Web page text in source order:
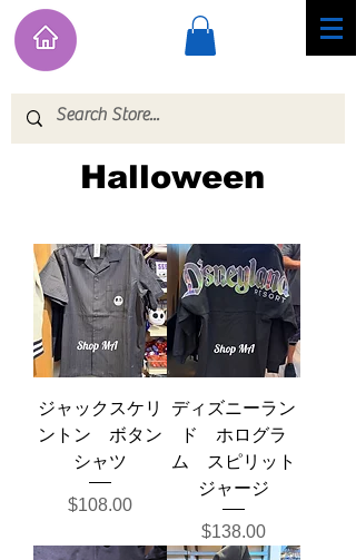
Halloween
ジャックスケリ
ントン ボタン
シャツ
価格
$108.00
ディズニーラン
ド ホログラ
ム スピリット
ジャージ
価格
$138.00